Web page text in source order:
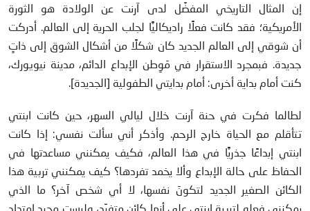
إن المثال التاريخي المفضَّل لدى آرنت عن الولادة هو الثورة
الأمريكية؛ فقد كانت فعلًا راديكاليًّا لجلب الحرية إلى العالم. أدركت
أن شوقي إلى العالم الجديد كان شكلًا من أشكال الشوق إلى ذاتٍ
جديدة. فبمجرد الاستقرار في مَوِطن الإبداع الدائم، مدينة نيويورك،
كنت أمام بداية أخرى: أمام بدايتي الطفولية [الجديدة].
لطالما فكرت في حنة آرنت خلال ليالي السهر، حين كانت ابنتي
تتأقلم مع الحياة خارج الرحم. وأذكر أني سألت نفسي: إذا كانت
ابنتي إبداعًا جذريًّا في هذا العالم، فكيف يمكنني مساعدتها في
الحفاظ على حالة الإبداع وألا يخمد تفردها؟ كيف يمكنني تربية هذا
الكائن الصغير الجديد لتكونَ نفسها، لا أي شخص آخر؟ ما الذي
يمكنني فعله لتربية ابنتي على أنها كائن متفرِّد، وليست مجرد امتداد